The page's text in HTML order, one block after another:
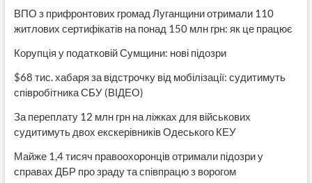
ВПО з прифронтових громад Луганщини отримали 110
житлових сертифікатів на понад 150 млн грн: як це працює
Корупція у податковій Сумщини: нові підозри
$68 тис. хабаря за відстрочку від мобілізації: судитимуть
співробітника СБУ (ВІДЕО)
За переплату 12 млн грн на ліжках для військових
судитимуть двох екскерівників Одеського КЕУ
Майже 1,4 тисяч правоохоронців отримали підозри у
справах ДБР про зраду та співпрацю з ворогом